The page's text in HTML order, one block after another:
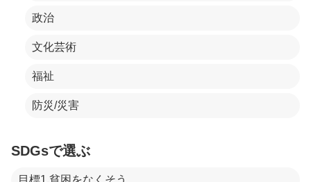
政治
文化芸術
福祉
防災/災害
SDGsで選ぶ